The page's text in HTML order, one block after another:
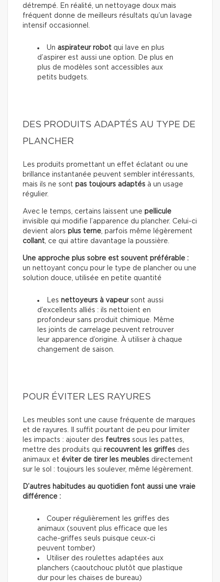
détrempé. En réalité, un nettoyage doux mais
fréquent donne de meilleurs résultats qu’un lavage
intensif occasionnel.
Un aspirateur robot qui lave en plus
d’aspirer est aussi une option. De plus en
plus de modèles sont accessibles aux
petits budgets.
DES PRODUITS ADAPTÉS AU TYPE DE
PLANCHER
Les produits promettant un effet éclatant ou une
brillance instantanée peuvent sembler intéressants,
mais ils ne sont pas toujours adaptés à un usage
régulier.
Avec le temps, certains laissent une pellicule
invisible qui modifie l’apparence du plancher. Celui-ci
devient alors plus terne , parfois même légèrement
collant , ce qui attire davantage la poussière.
Une approche plus sobre est souvent préférable :
un nettoyant conçu pour le type de plancher ou une
solution douce, utilisée en petite quantité
Les nettoyeurs à vapeursont aussi
d’excellents alliés : ils nettoient en
profondeur sans produit chimique. Même
les joints de carrelage peuvent retrouver
leur apparence d’origine. À utiliser à chaque
changement de saison.
POUR ÉVITER LES RAYURES
Les meubles sont une cause fréquente de marques
et de rayures. Il suffit pourtant de peu pour limiter
les impacts : ajouter des feutres sous les pattes,
mettre des produits qui recouvrent les griffes des
animaux et éviter de tirer les meubles directement
sur le sol : toujours les soulever, même légèrement.
D’autres habitudes au quotidien font aussi une vraie
différence :
Couper régulièrement les griffes des
animaux (souvent plus efficace que les
cache-griffes seuls puisque ceux-ci
peuvent tomber)
Utiliser des roulettes adaptées aux
planchers (caoutchouc plutôt que plastique
dur pour les chaises de bureau)